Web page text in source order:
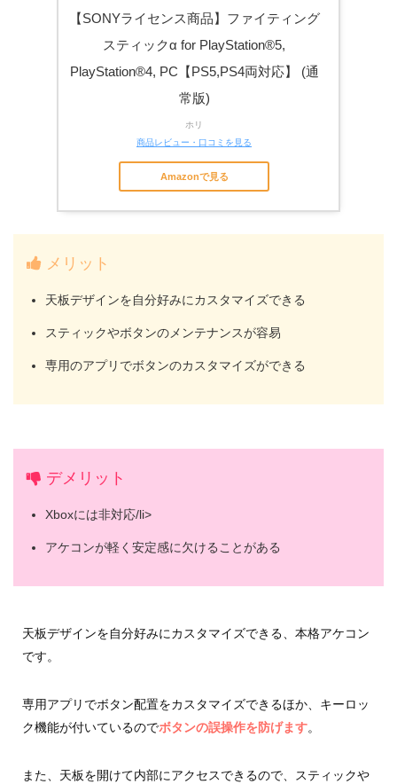
【SONYライセンス商品】ファイティング
スティックα for PlayStation®5,
PlayStation®4, PC【PS5,PS4両対応】 (通
常版)
ホリ
商品レビュー・口コミを見る
Amazonで見る
メリット
天板デザインを自分好みにカスタマイズできる
スティックやボタンのメンテナンスが容易
専用のアプリでボタンのカスタマイズができる
デメリット
Xboxには非対応/li>
アケコンが軽く安定感に欠けることがある
天板デザインを自分好みにカスタマイズできる、本格アケコン
です。
専用アプリでボタン配置をカスタマイズできるほか、キーロッ
ク機能が付いているのでボタンの誤操作を防げます。
また、天板を開けて内部にアクセスできるので、スティックや